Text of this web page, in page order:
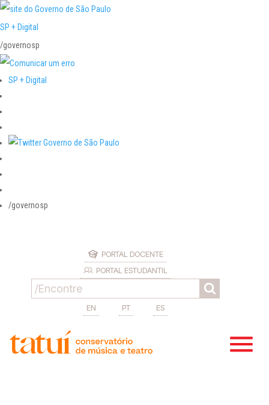
SP + Digital
/governosp
SP + Digital
/governosp
PORTAL DOCENTE
PORTAL ESTUDANTIL
EN PT ES